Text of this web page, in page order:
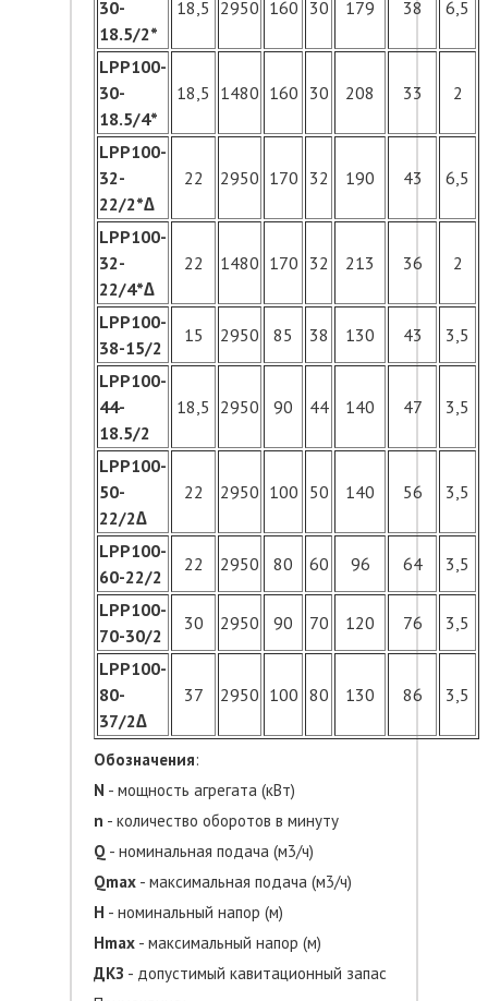
30-
18.5/2*
18,5 2950 160 30 179 38 6,5
LPP100-
30-
18.5/4*
18,5 1480 160 30 208 33 2
LPP100-
32-
22/2*∆
22 2950 170 32 190 43 6,5
LPP100-
32-
22/4*∆
22 1480 170 32 213 36 2
LPP100-
38-15/2
15 2950 85 38 130 43 3,5
LPP100-
44-
18.5/2
18,5 2950 90 44 140 47 3,5
LPP100-
50-
22/2∆
22 2950 100 50 140 56 3,5
LPP100-
60-22/2
22 2950 80 60 96 64 3,5
LPP100-
70-30/2
30 2950 90 70 120 76 3,5
LPP100-
80-
37/2∆
37 2950 100 80 130 86 3,5
Обозначения:
N - мощность агрегата (кВт)
n - количество оборотов в минуту
Q - номинальная подача (м3/ч)
Qmax - максимальная подача (м3/ч)
H - номинальный напор (м)
Hmax - максимальный напор (м)
ДКЗ - допустимый кавитационный запас